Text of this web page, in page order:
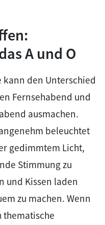
A und O
kann den Unterschied
Fernsehabend und
ausmachen.
beleuchtet
gedimmtem Licht,
Stimmung zu
und Kissen laden
zu machen. Wenn
thematische